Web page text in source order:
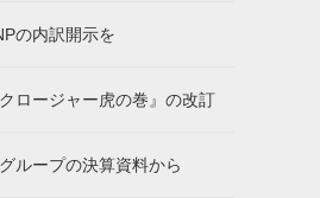
の内訳開示を
クロージャー虎の巻』の改訂
ループの決算資料から